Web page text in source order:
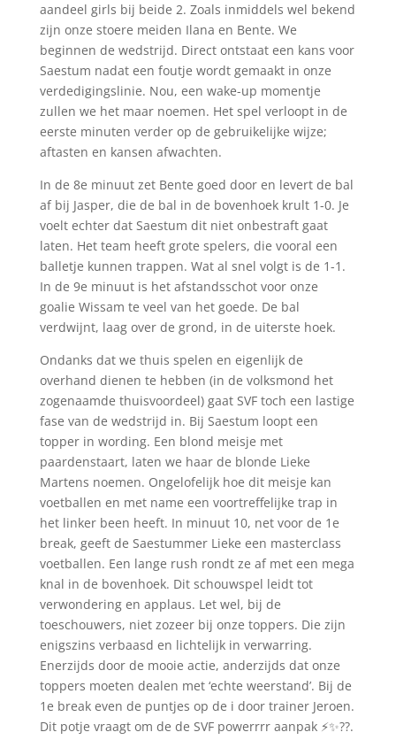
aandeel girls bij beide 2. Zoals inmiddels wel bekend
zijn onze stoere meiden Ilana en Bente. We
beginnen de wedstrijd. Direct ontstaat een kans voor
Saestum nadat een foutje wordt gemaakt in onze
verdedigingslinie. Nou, een wake-up momentje
zullen we het maar noemen. Het spel verloopt in de
eerste minuten verder op de gebruikelijke wijze;
aftasten en kansen afwachten.
In de 8e minuut zet Bente goed door en levert de bal
af bij Jasper, die de bal in de bovenhoek krult 1-0. Je
voelt echter dat Saestum dit niet onbestraft gaat
laten. Het team heeft grote spelers, die vooral een
balletje kunnen trappen. Wat al snel volgt is de 1-1.
In de 9e minuut is het afstandsschot voor onze
goalie Wissam te veel van het goede. De bal
verdwijnt, laag over de grond, in de uiterste hoek.
Ondanks dat we thuis spelen en eigenlijk de
overhand dienen te hebben (in de volksmond het
zogenaamde thuisvoordeel) gaat SVF toch een lastige
fase van de wedstrijd in. Bij Saestum loopt een
topper in wording. Een blond meisje met
paardenstaart, laten we haar de blonde Lieke
Martens noemen. Ongelofelijk hoe dit meisje kan
voetballen en met name een voortreffelijke trap in
het linker been heeft. In minuut 10, net voor de 1e
break, geeft de Saestummer Lieke een masterclass
voetballen. Een lange rush rondt ze af met een mega
knal in de bovenhoek. Dit schouwspel leidt tot
verwondering en applaus. Let wel, bij de
toeschouwers, niet zozeer bij onze toppers. Die zijn
enigszins verbaasd en lichtelijk in verwarring.
Enerzijds door de mooie actie, anderzijds dat onze
toppers moeten dealen met ‘echte weerstand’. Bij de
1e break even de puntjes op de i door trainer Jeroen.
Dit potje vraagt om de de SVF powerrrr aanpak ⚡✨??.